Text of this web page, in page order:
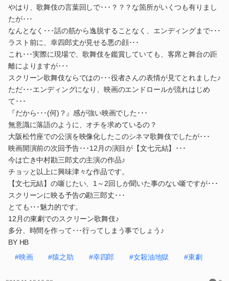
やはり、歌舞伎の言葉回しで･･･？？？な箇所がいくつも有りまし
たが･･･
なんとなく･･･話の筋から逸脱することなく、エンディングまで･･･
ラスト前に、幸四郎丈が見せる悪の顔･･･
これ･･･実際に現場で、歌舞伎を鑑賞していても、客席と舞台の距
離によりますが･･･
スクリーン歌舞伎ならではの･･･役者さんの表情が見てとれました♪
ただ･･･エンディングになり、映画のエンドロールが流れはじめ
て･･･
『だから･･･(何)？』感が強い映画でした･･･
無意識に落語のように、オチを求めているの？
大阪松竹座での公演を映像化したこのシネマ歌舞伎でしたが･･･
映画開演前の次回予告･･･12月の演目が【文七元結】･･･
今は亡き中村勘三郎丈の主演の作品♪
チョッと以上に興味津々な作品です。
【文七元結】の噺じたい、1～2回しか聞いた事のない噺ですが･･･
スクリーンに映る予告の勘三郎丈･･･
とても･･･魅力的です。
12月の東劇でのスクリーン歌舞伎♪
多分、時間を作って･･･行ってしまう事でしょう♪
BY HB
#映画
#猿之助 #幸四郎 #女殺油地獄 #東劇